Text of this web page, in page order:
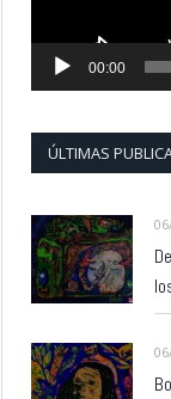
00:00
ÚLTIMAS